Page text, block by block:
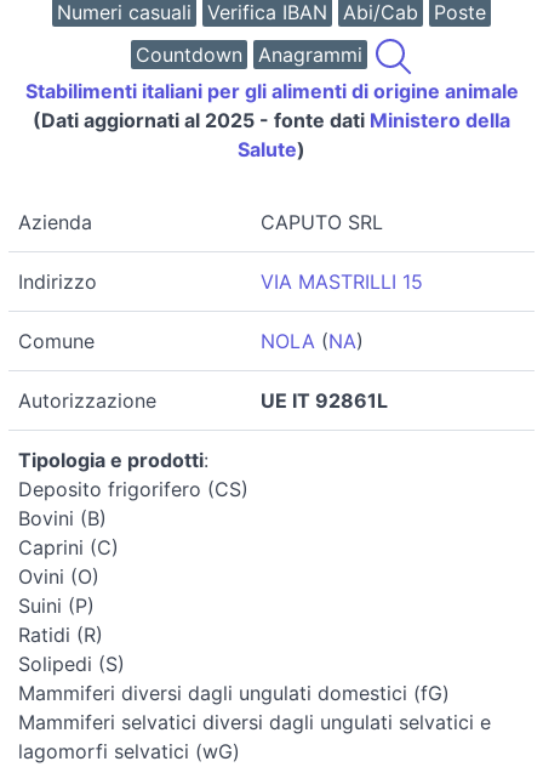
Numeri casuali Verifica IBAN Abi/Cab
Poste
Countdown
Anagrammi
Stabilimenti italiani per gli alimenti di origine animale
(Dati aggiornati al 2025 - fonte dati Ministero della
Salute)
Azienda CAPUTO SRL
Indirizzo VIA MASTRILLI 15
Comune NOLA (NA)
Autorizzazione UE IT 92861L
Tipologia e prodotti:
Deposito frigorifero (CS)
Bovini (B)
Caprini (C)
Ovini (O)
Suini (P)
Ratidi (R)
Solipedi (S)
Mammiferi diversi dagli ungulati domestici (fG)
Mammiferi selvatici diversi dagli ungulati selvatici e
lagomorfi selvatici (wG)